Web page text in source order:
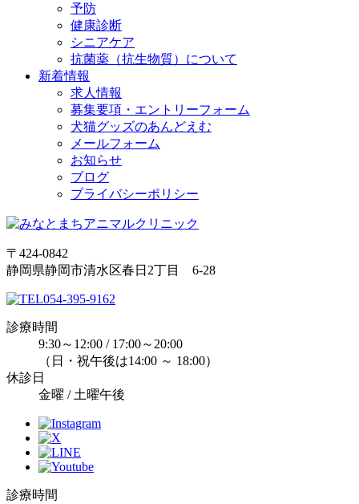
予防
健康診断
シニアケア
抗菌薬（抗生物質）について
新着情報
求人情報
募集要項・エントリーフォーム
犬猫グッズのあんどえむ
メールフォーム
お知らせ
ブログ
プライバシーポリシー
〒424-0842
静岡県静岡市清水区春日2丁目 6-28
054-395-9162
診療時間
9:30～12:00 / 17:00～20:00
（日・祝午後は14:00 ～ 18:00）
休診日
金曜 / 土曜午後
診療時間